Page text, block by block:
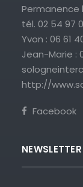
Permanence
tél. 02 54 97
Yvon : 06 61
Jean-Marie :
http://
Facebook
NEWSLETTER